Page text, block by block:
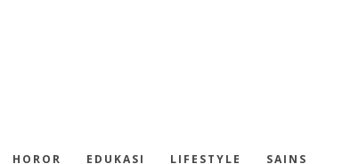
HOROR EDUKASI LIFESTYLE SAINS